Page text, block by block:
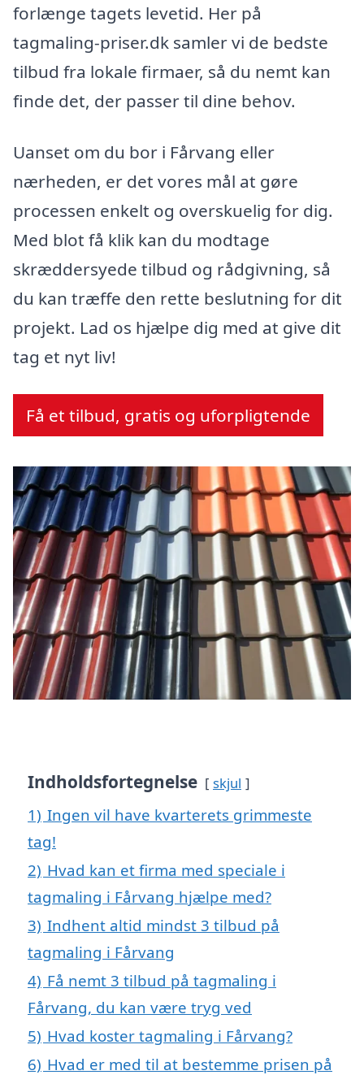
forlænge tagets levetid. Her på
tagmaling-priser.dk samler vi de bedste
tilbud fra lokale firmaer, så du nemt kan
finde det, der passer til dine behov.
Uanset om du bor i Fårvang eller
nærheden, er det vores mål at gøre
processen enkelt og overskuelig for dig.
Med blot få klik kan du modtage
skræddersyede tilbud og rådgivning, så
du kan træffe den rette beslutning for dit
projekt. Lad os hjælpe dig med at give dit
tag et nyt liv!
Få et tilbud, gratis og uforpligtende
Indholdsfortegnelse skjul
1) Ingen vil have kvarterets grimmeste
tag!
2) Hvad kan et firma med speciale i
tagmaling i Fårvang hjælpe med?
3) Indhent altid mindst 3 tilbud på
tagmaling i Fårvang
4) Få nemt 3 tilbud på tagmaling i
Fårvang, du kan være tryg ved
5) Hvad koster tagmaling i Fårvang?
6) Hvad er med til at bestemme prisen på